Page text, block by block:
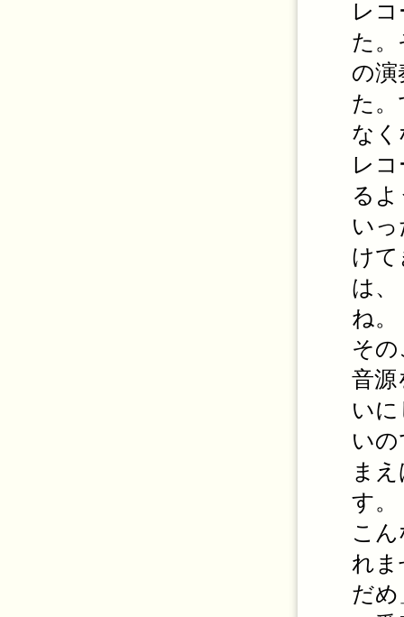
レ
た
の
た
な
レ
る
い
け
は、
ね。
そ
音源
い
い
ま
す。
こ
れま
だ